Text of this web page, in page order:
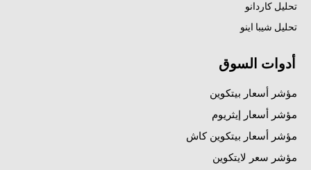
تحليل كاردانو
تحليل شيبا اينو
أدوات السوق
مؤشر أسعار بيتكوين
مؤشر أسعار إيثريوم
مؤشر أسعار بيتكوين كاش
مؤشر سعر لايتكوين